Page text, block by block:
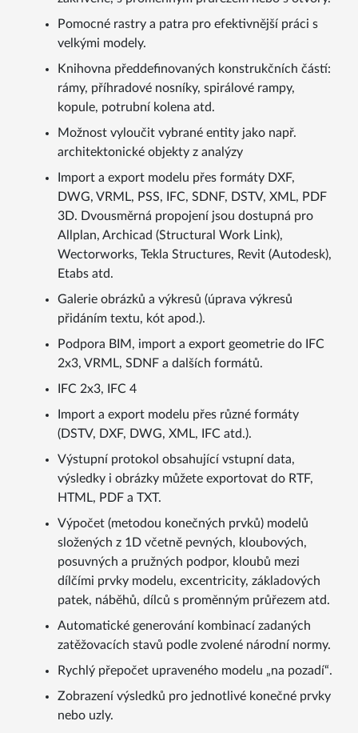
Pomocné rastry a patra pro efektivnější práci s
velkými modely.
Knihovna předdefinovaných konstrukčních částí:
rámy, příhradové nosníky, spirálové rampy,
kopule, potrubní kolena atd.
Možnost vyloučit vybrané entity jako např.
architektonické objekty z analýzy
Import a export modelu přes formáty DXF,
DWG, VRML, PSS, IFC, SDNF, DSTV, XML, PDF
3D. Dvousměrná propojení jsou dostupná pro
Allplan, Archicad (Structural Work Link),
Wectorworks, Tekla Structures, Revit (Autodesk),
Etabs atd.
Galerie obrázků a výkresů (úprava výkresů
přidáním textu, kót apod.).
Podpora BIM, import a export geometrie do IFC
2x3, VRML, SDNF a dalších formátů.
IFC 2x3, IFC 4
Import a export modelu přes různé formáty
(DSTV, DXF, DWG, XML, IFC atd.).
Výstupní protokol obsahující vstupní data,
výsledky i obrázky můžete exportovat do RTF,
HTML, PDF a TXT.
Výpočet (metodou konečných prvků) modelů
složených z 1D včetně pevných, kloubových,
posuvných a pružných podpor, kloubů mezi
dílčími prvky modelu, excentricity, základových
patek, náběhů, dílců s proměnným průřezem atd.
Automatické generování kombinací zadaných
zatěžovacích stavů podle zvolené národní normy.
Rychlý přepočet upraveného modelu „na pozadí“.
Zobrazení výsledků pro jednotlivé konečné prvky
nebo uzly.